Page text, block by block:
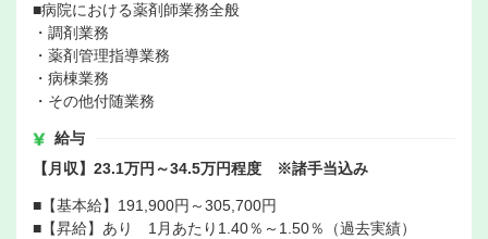
■病院における薬剤師業務全般
・調剤業務
・薬剤管理指導業務
・病棟業務
・その他付随業務
給与
【月収】23.1万円～34.5万円程度 ※諸手当込み
■【基本給】191,900円～305,700円
■【昇給】あり 1月あたり1.40％～1.50％（過去実績）